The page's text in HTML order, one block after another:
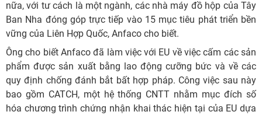
nữa, với tư cách là một ngành, các nhà máy đồ hộp của Tây
Ban Nha đóng góp trực tiếp vào 15 mục tiêu phát triển bền
vững của Liên Hợp Quốc, Anfaco cho biết.
Ông cho biết Anfaco đã làm việc với EU về việc cấm các sản
phẩm được sản xuất bằng lao động cưỡng bức và về các
quy định chống đánh bắt bất hợp pháp. Công việc sau này
bao gồm CATCH, một hệ thống CNTT nhằm mục đích số
hóa chương trình chứng nhận khai thác hiện tại của EU dựa